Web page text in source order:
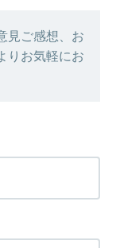
見ご感想、お
りお気軽にお